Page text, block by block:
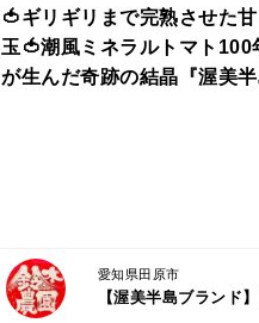
酸
🍅ギリギリまで完熟させた
玉🍅潮風ミネラルトマト100
が生んだ奇跡の結晶『渥美
愛知県田原市
【渥美半島ブランド